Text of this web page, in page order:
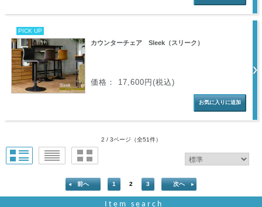
PICK UP
カウンターチェア Sleek（スリーク）
価格： 17,600円(税込)
2 / 3ページ （全51件）
前へ 1 2 3 次へ
Item search